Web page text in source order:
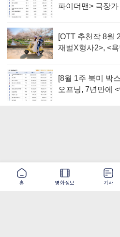
홈 영화정보 기사
파이더맨> 극장
[OTT 추천작 8월
재벌X형사2>, <
[8월 1주 북미 박
오프닝, 7년만에